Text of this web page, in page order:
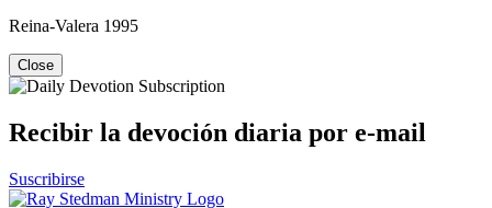
Reina-Valera 1995
Close
Recibir la devoción diaria por e-mail
Suscribirse